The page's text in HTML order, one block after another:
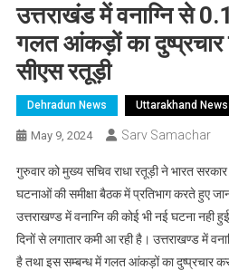
उत्तराखंड में वनाग्नि से
गलत आंकड़ों का दुष्प्रचार
सीएस रतूड़ी
Dehradun News Uttarakhand News
May 9, 2024 Sarv Samachar
गुरुवार को मुख्य सचिव राधा रतूड़ी ने भारत सरकार
घटनाओं की समीक्षा बैठक में प्रतिभाग करते हुए
उत्तराखण्ड में वनाग्नि की कोई भी नई घटना नही
दिनों से लगातार कमी आ रही है। उत्तराखण्ड में
है तथा इस सम्बन्ध में गलत आंकड़ों का दुष्प्रचार